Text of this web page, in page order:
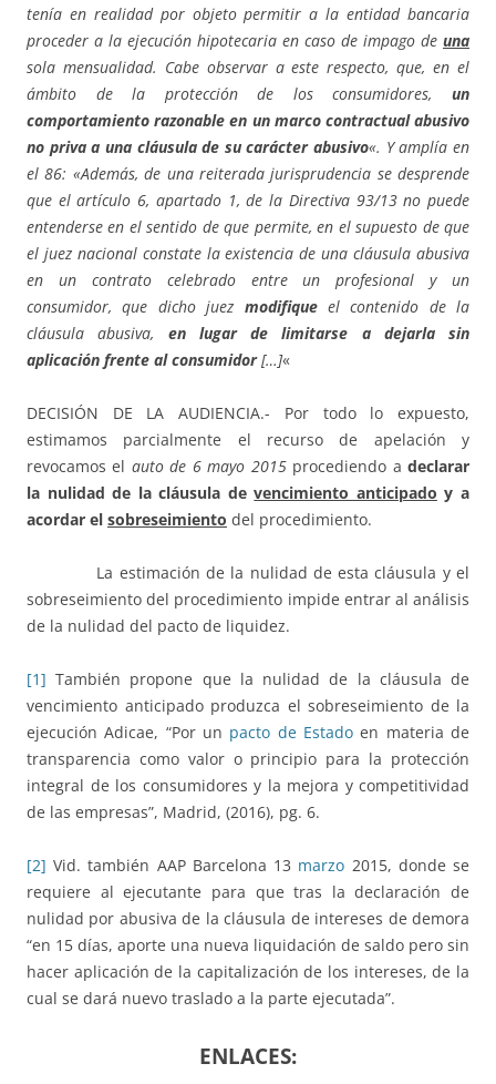
tenía en realidad por objeto permitir a la entidad bancaria
proceder a la ejecución hipotecaria en caso de impago de una
sola mensualidad. Cabe observar a este respecto, que, en el
ámbito de la protección de los consumidores, un
comportamiento razonable en un marco contractual abusivo
no priva a una cláusula de su carácter abusivo«. Y amplía en
el 86: «Además, de una reiterada jurisprudencia se desprende
que el artículo 6, apartado 1, de la Directiva 93/13 no puede
entenderse en el sentido de que permite, en el supuesto de que
el juez nacional constate la existencia de una cláusula abusiva
en un contrato celebrado entre un profesional y un
consumidor, que dicho juez modifiqueel contenido de la
cláusula abusiva, en lugar de limitarse a dejarla sin
aplicación frente al consumidor[…]«
DECISIÓN DE LA AUDIENCIA.- Por todo lo expuesto,
estimamos parcialmente el recurso de apelación y
revocamos el auto de 6 mayo 2015 procediendo adeclarar
la nulidad de la cláusula de vencimiento anticipado y a
acordar el sobreseimiento del procedimiento.
La estimación de la nulidad de esta cláusula y el
sobreseimiento del procedimiento impide entrar al análisis
de la nulidad del pacto de liquidez.
[1] También propone que la nulidad de la cláusula de
vencimiento anticipado produzca el sobreseimiento de la
ejecución Adicae, “Por un pacto de Estado en materia de
transparencia como valor o principio para la protección
integral de los consumidores y la mejora y competitividad
de las empresas”, Madrid, (2016), pg. 6.
[2] Vid. también AAP Barcelona 13 marzo 2015, donde se
requiere al ejecutante para que tras la declaración de
nulidad por abusiva de la cláusula de intereses de demora
“en 15 días, aporte una nueva liquidación de saldo pero sin
hacer aplicación de la capitalización de los intereses, de la
cual se dará nuevo traslado a la parte ejecutada”.
ENLACES: